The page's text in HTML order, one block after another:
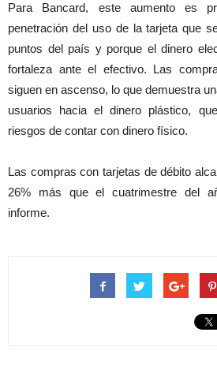
Para Bancard, este aumento es
penetración del uso de la tarjeta que
puntos del país y porque el dinero
fortaleza ante el efectivo. Las
siguen en ascenso, lo que demuestra
usuarios hacia el dinero plástico,
riesgos de contar con dinero físico.
Las compras con tarjetas de débito
26% más que el cuatrimestre del
informe.